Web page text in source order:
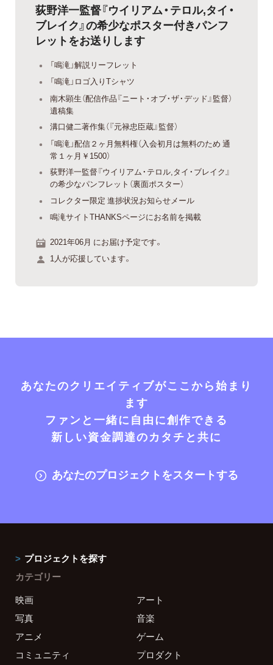
荻野洋一監督『ウイリアム・テロル,タイ・
ブレイク』の希少なポスター付きパンフ
レットをお送りします
「鳴滝」解説リーフレット
「鳴滝」ロゴ入りTシャツ
南木顕生（配信作品『ニート・オブ・ザ・デッド』監督）
遺稿集
溝口健二著作集（『元禄忠臣蔵』監督）
「鳴滝」配信２ヶ月無料権（入会初月は無料のため 通
常１ヶ月￥1500）
荻野洋一監督『ウイリアム・テロル,タイ・ブレイク』
の希少なパンフレット（裏面ポスター）
コレクター限定 進捗状況お知らせメール
鳴滝サイトTHANKSページにお名前を掲載
2021年06月 にお届け予定です。
1人が応援しています。
あなたのクリエイティブがここから始まり
ます
ファンと一緒に自由に創作できる
新しい資金調達のカタチと共に
あなたのプロジェクトをスタートする
プロジェクトを探す
カテゴリー
映画
アート
写真
音楽
アニメ
ゲーム
コミュニティ
プロダクト